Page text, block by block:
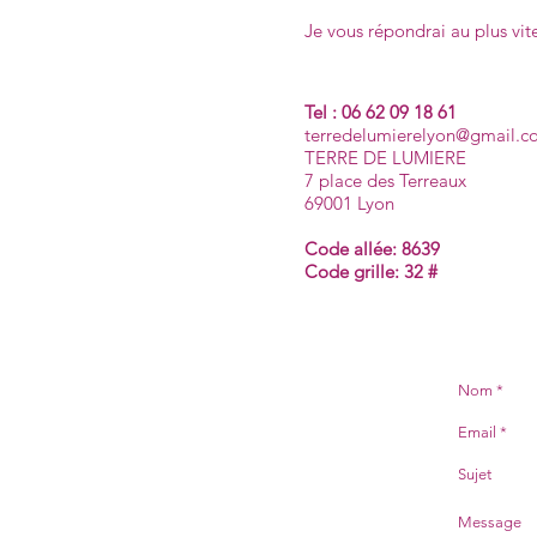
Je vous répondrai au plus
Tel : 06 62 09 18 61
TERRE DE LUMIERE
7 place des Terreaux
69001 Lyon
Code allée: 8639
Code grille: 32 #